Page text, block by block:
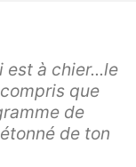
est à chier...le
que
de
de ton